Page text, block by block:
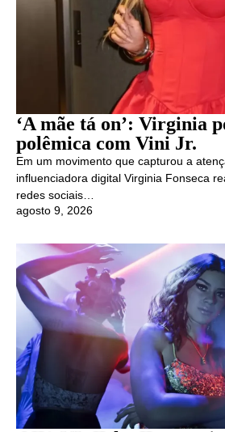
‘A mãe tá on’: Virginia
polêmica com Vini Jr.
Em um movimento que capturou a
influenciadora digital Virginia Fonseca
redes sociais…
agosto 9, 2026